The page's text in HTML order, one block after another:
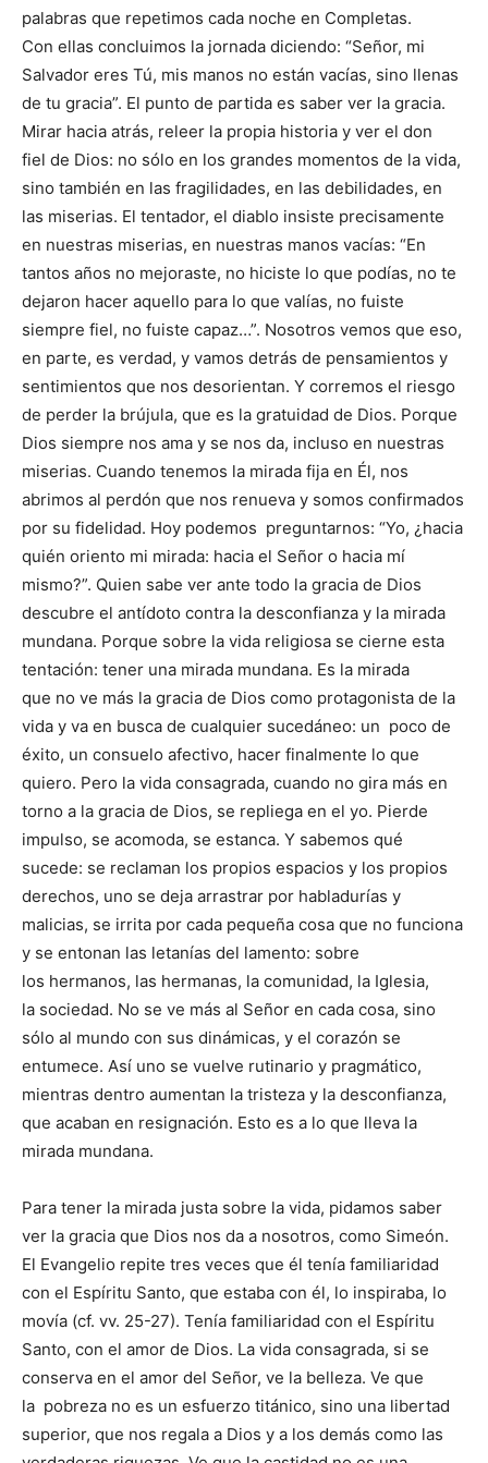
palabras que repetimos cada noche en Completas.
Con ellas concluimos la jornada diciendo: “Señor, mi
Salvador eres Tú, mis manos no están vacías, sino llenas
de tu gracia”. El punto de partida es saber ver la gracia.
Mirar hacia atrás, releer la propia historia y ver el don
fiel de Dios: no sólo en los grandes momentos de la vida,
sino también en las fragilidades, en las debilidades, en
las miserias. El tentador, el diablo insiste precisamente
en nuestras miserias, en nuestras manos vacías: “En
tantos años no mejoraste, no hiciste lo que podías, no te
dejaron hacer aquello para lo que valías, no fuiste
siempre fiel, no fuiste capaz…”. Nosotros vemos que eso,
en parte, es verdad, y vamos detrás de pensamientos y
sentimientos que nos desorientan. Y corremos el riesgo
de perder la brújula, que es la gratuidad de Dios. Porque
Dios siempre nos ama y se nos da, incluso en nuestras
miserias. Cuando tenemos la mirada fija en Él, nos
abrimos al perdón que nos renueva y somos confirmados
por su fidelidad. Hoy podemos preguntarnos: “Yo, ¿hacia
quién oriento mi mirada: hacia el Señor o hacia mí
mismo?”. Quien sabe ver ante todo la gracia de Dios
descubre el antídoto contra la desconfianza y la mirada
mundana. Porque sobre la vida religiosa se cierne esta
tentación: tener una mirada mundana. Es la mirada
que no ve más la gracia de Dios como protagonista de la
vida y va en busca de cualquier sucedáneo: un poco de
éxito, un consuelo afectivo, hacer finalmente lo que
quiero. Pero la vida consagrada, cuando no gira más en
torno a la gracia de Dios, se repliega en el yo. Pierde
impulso, se acomoda, se estanca. Y sabemos qué
sucede: se reclaman los propios espacios y los propios
derechos, uno se deja arrastrar por habladurías y
malicias, se irrita por cada pequeña cosa que no funciona
y se entonan las letanías del lamento: sobre
los hermanos, las hermanas, la comunidad, la Iglesia,
la sociedad. No se ve más al Señor en cada cosa, sino
sólo al mundo con sus dinámicas, y el corazón se
entumece. Así uno se vuelve rutinario y pragmático,
mientras dentro aumentan la tristeza y la desconfianza,
que acaban en resignación. Esto es a lo que lleva la
mirada mundana.
Para tener la mirada justa sobre la vida, pidamos saber
ver la gracia que Dios nos da a nosotros, como Simeón.
El Evangelio repite tres veces que él tenía familiaridad
con el Espíritu Santo, que estaba con él, lo inspiraba, lo
movía (cf. vv. 25-27). Tenía familiaridad con el Espíritu
Santo, con el amor de Dios. La vida consagrada, si se
conserva en el amor del Señor, ve la belleza. Ve que
la pobreza no es un esfuerzo titánico, sino una libertad
superior, que nos regala a Dios y a los demás como las